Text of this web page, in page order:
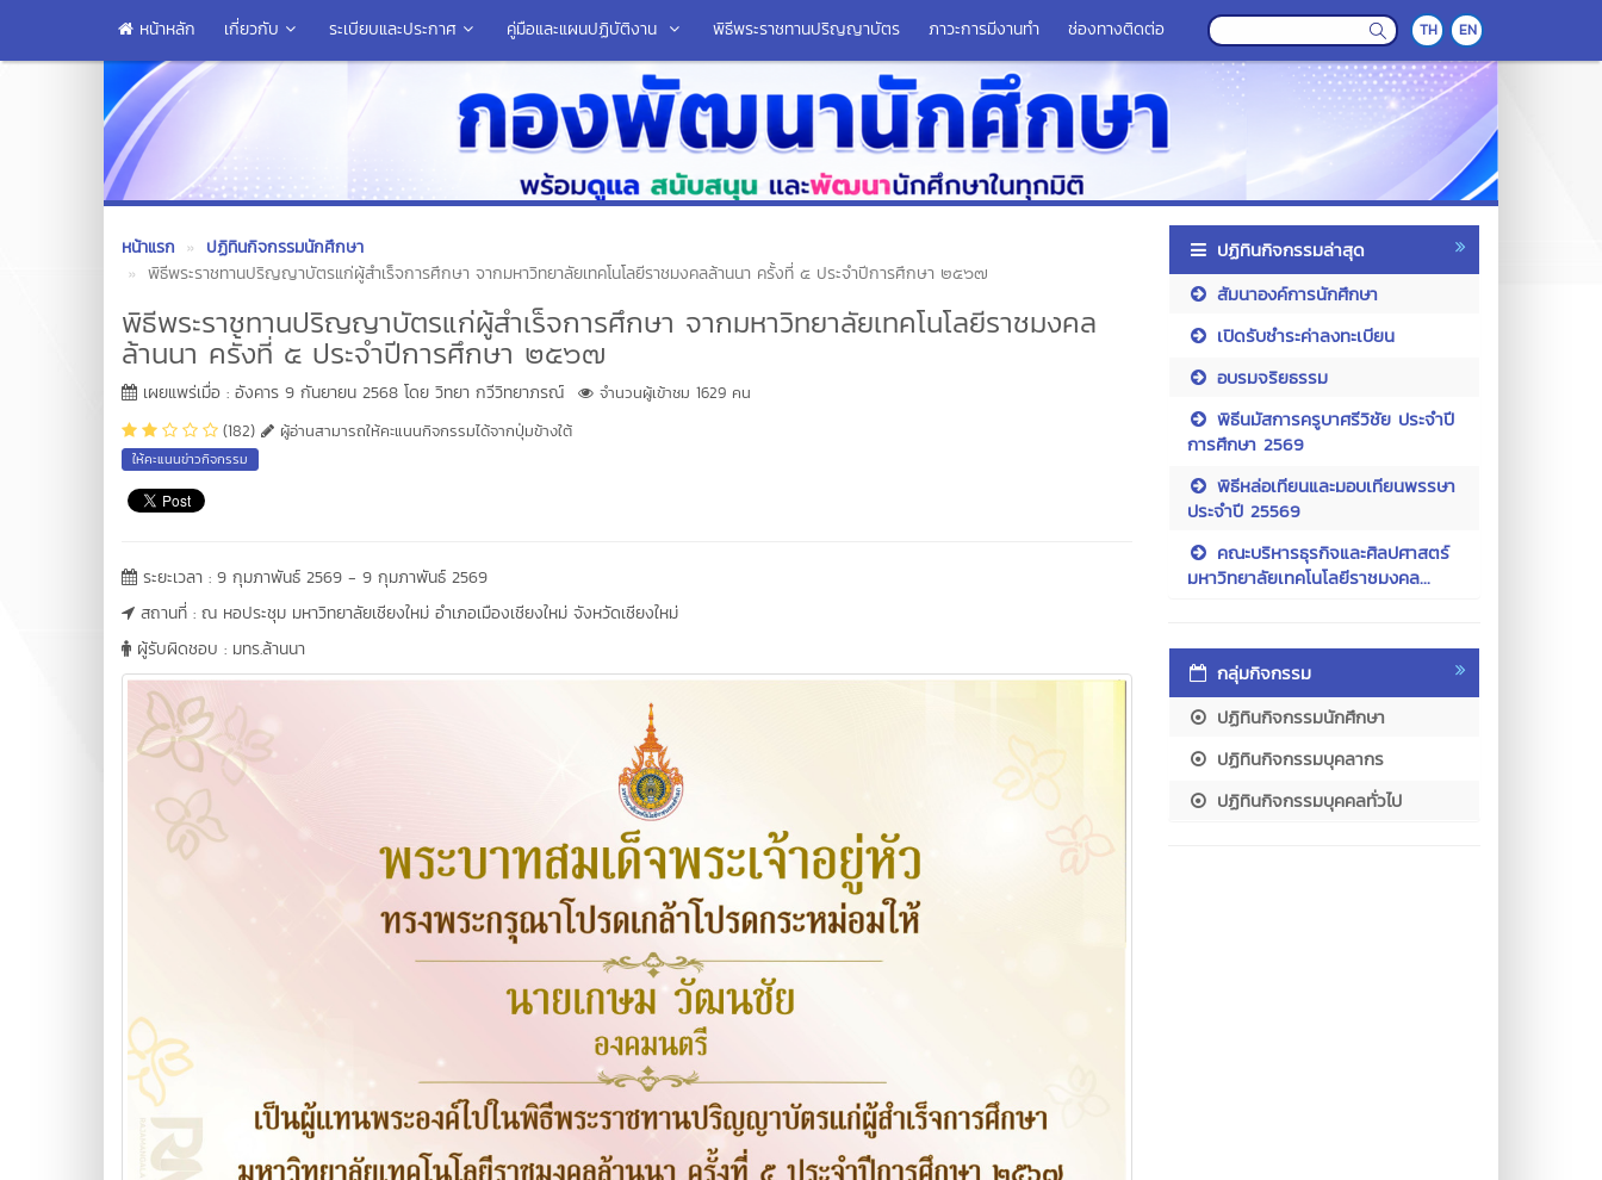
หน้าหลัก เกี่ยวกับ ระเบียบและประกาศ คู่มือและแผนปฏิบัติงาน พิธีพระราชทานปริญญาบัตร ภาวะการมีงานทำ ช่องทางติดต่อ TH EN
หน้าแรก
ปฏิทินกิจกรรมนักศึกษา
พิธีพระราชทานปริญญาบัตรแก่ผู้สำเร็จการศึกษา จากมหาวิทยาลัยเทคโนโลยีราชมงคลล้านนา ครั้งที่ ๕ ประจำปีการศึกษา ๒๕๖๗
พิธีพระราชทานปริญญาบัตรแก่ผู้สำเร็จการศึกษา จากมหาวิทยาลัยเทคโนโลยีราชมงคล
ล้านนา ครั้งที่ ๕ ประจำปีการศึกษา ๒๕๖๗
เผยแพร่เมื่อ : อังคาร 9 กันยายน 2568 โดย วิทยา กวีวิทยาภรณ์
จำนวนผู้เข้าชม 1629 คน
(182)
ผู้อ่านสามารถให้คะแนนกิจกรรมได้จากปุ่มข้างใต้
ให้คะแนนข่าวกิจกรรม
ระยะเวลา : 9 กุมภาพันธ์ 2569 - 9 กุมภาพันธ์ 2569
สถานที่ : ณ หอประชุม มหาวิทยาลัยเชียงใหม่ อำเภอเมืองเชียงใหม่ จังหวัดเชียงใหม่
ผู้รับผิดชอบ : มทร.ล้านนา
ปฏิทินกิจกรรมล่าสุด
สัมนาองค์การนักศึกษา
เปิดรับชำระค่าลงทะเบียน
อบรมจริยธรรม
พิธีนมัสการครูบาศรีวิชัย ประจำปี
การศึกษา 2569
พิธีหล่อเทียนและมอบเทียนพรรษา
ประจำปี 25569
คณะบริหารธุรกิจและศิลปศาสตร์
มหาวิทยาลัยเทคโนโลยีราชมงคล...
กลุ่มกิจกรรม
ปฏิทินกิจกรรมนักศึกษา
ปฏิทินกิจกรรมบุคลากร
ปฏิทินกิจกรรมบุคคลทั่วไป